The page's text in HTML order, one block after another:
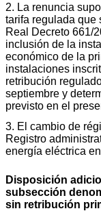
2. La renuncia
tarifa regulada que
Real Decreto 661/
inclusión de la
económico de la
instalaciones
retribución
septiembre y
previsto en el
3. El cambio de
Registro
energía eléctrica
Disposición
subsección
sin retribución